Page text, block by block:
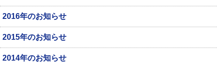
2016年のお知らせ
2015年のお知らせ
2014年のお知らせ